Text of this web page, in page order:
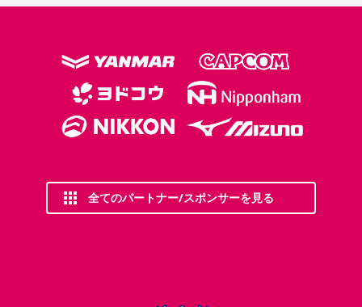
全てのパートナー/スポンサーを見る